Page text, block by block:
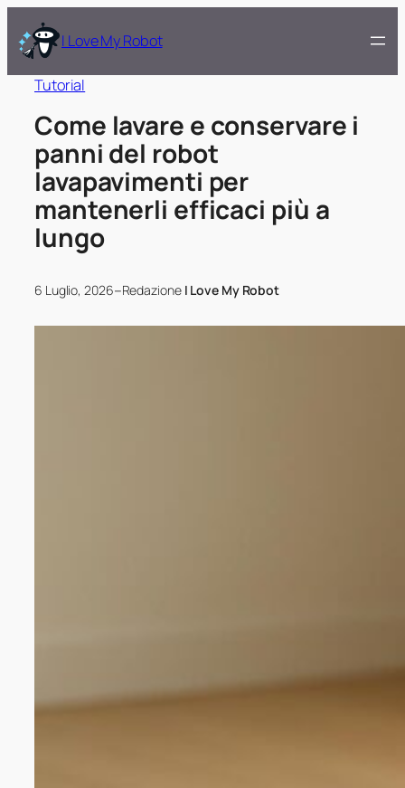
I Love My Robot
Tutorial
Come lavare e conservare i
panni del robot
lavapavimenti per
mantenerli efficaci più a
lungo
6 Luglio, 2026–Redazione I Love My Robot